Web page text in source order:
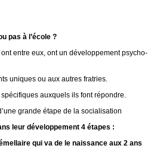
pas à l’école ?
entre eux, ont un développement psycho-
uniques ou aux autres fratries.
auxquels ils font répondre.
grande étape de la socialisation
leur développement 4 étapes :
qui va de le naissance aux 2 ans